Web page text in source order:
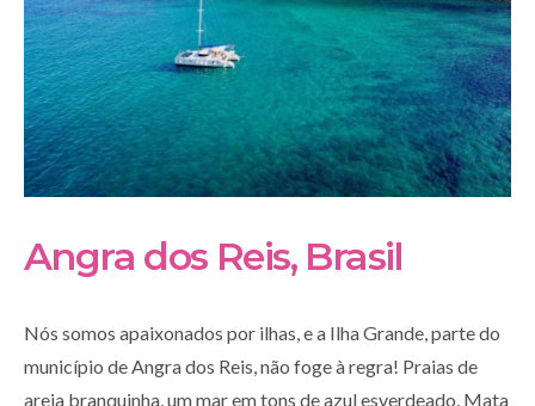
Angra dos Reis, Brasil
Nós somos apaixonados por ilhas, e a Ilha Grande, parte do
município de Angra dos Reis, não foge à regra! Praias de
areia branquinha, um mar em tons de azul esverdeado, Mata